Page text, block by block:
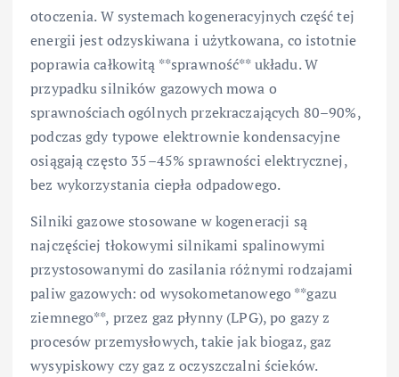
otoczenia. W systemach kogeneracyjnych część tej
energii jest odzyskiwana i użytkowana, co istotnie
poprawia całkowitą **sprawność** układu. W
przypadku silników gazowych mowa o
sprawnościach ogólnych przekraczających 80–90%,
podczas gdy typowe elektrownie kondensacyjne
osiągają często 35–45% sprawności elektrycznej,
bez wykorzystania ciepła odpadowego.
Silniki gazowe stosowane w kogeneracji są
najczęściej tłokowymi silnikami spalinowymi
przystosowanymi do zasilania różnymi rodzajami
paliw gazowych: od wysokometanowego **gazu
ziemnego**, przez gaz płynny (LPG), po gazy z
procesów przemysłowych, takie jak biogaz, gaz
wysypiskowy czy gaz z oczyszczalni ścieków.